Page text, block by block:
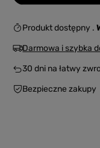
Produkt dostępny
Darmowa i szybka
30 dni na łatwy
Bezpieczne zakupy